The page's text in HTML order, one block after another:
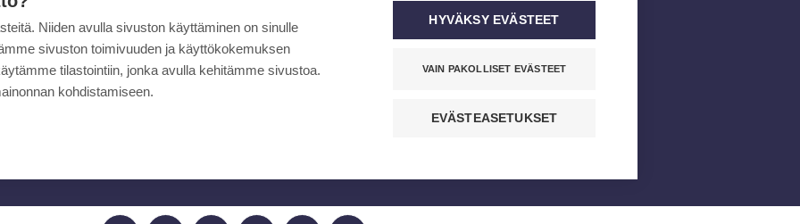
Niiden avulla sivuston käyttäminen on sinulle
sivuston toimivuuden ja käyttökokemuksen
tilastointiin, jonka avulla kehitämme sivustoa.
kohdistamiseen.
HYVÄKSY EVÄSTEET
VAIN PAKOLLISET EVÄSTEET
EVÄSTEASETUKSET